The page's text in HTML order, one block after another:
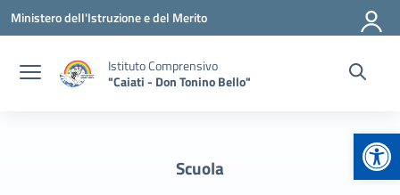
Vai ai contenuti
Vai al menu di navigazione
Vai al footer
Ministero dell'Istruzione e del Merito
Istituto Comprensivo
"Caiati - Don Tonino Bello"
Scuola